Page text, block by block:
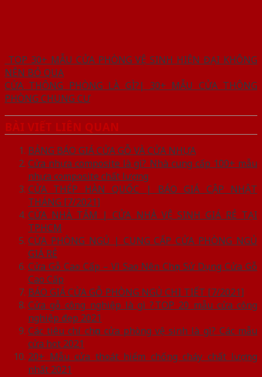
TOP 30+ MẪU CỬA PHÒNG VỆ SINH HIỆN ĐẠI KHÔNG
NÊN BỎ QUA
CỬA THÔNG PHÒNG LÀ GÌ?| 30+ MẪU CỬA THÔNG
PHÒNG CHUNG CƯ
BÀI VIẾT LIÊN QUAN
BẢNG BÁO GIÁ CỬA GỖ VÀ CỬA NHỰA
Cửa nhựa composite là gì? Nhà cung cấp 100+ mẫu
nhựa composite chất lượng
CỬA THÉP HÀN QUỐC | BÁO GIÁ CẬP NHẬT
THÁNG [7/2021]
CỬA NHÀ TẮM | CỬA NHÀ VỆ SINH GIÁ RẺ TẠI
TPHCM
CỬA PHÒNG NGỦ | CUNG CẤP CỬA PHÒNG NGỦ
GIÁ RẺ
Cửa Gỗ Cao Cấp – Vì Sao Nên Chọn Sử Dụng Cửa Gỗ
Cao Cấp
BÁO GIÁ CỬA GỖ PHÒNG NGỦ CHI TIẾT [7/2021]
Cửa gỗ công nghiệp là gì ?.TOP 20 mẫu cửa công
nghiệp đẹp 2021
Các tiêu chí chọn cửa phòng vệ sinh là gì? Các mẫu
cửa hot 2021
20+ Mẫu cửa thoát hiểm chống cháy chất lượng
nhất 2021